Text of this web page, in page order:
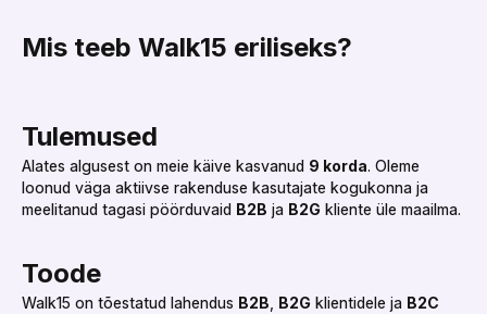
Mis teeb Walk15 eriliseks?‌‍‍‍‍‌‍‍‌‌‌‍‌‌‌‍‌‌‌‍‍‌‍‌‍‍‌‌‌‍‌‌‌‍‌‌‌‌‍‍‍‌‍‌‌‌‌‍‌‌‌‍‌‌‌‍‌‌‍‌‌‍‌‌‍‍‌‍‍‍‌‌‌‍‍‍‌‍‍‌‌‌‍‍‌‌‍‌‍‌‌‍‍‍‌‌‍‍‌‌‍‍‍‌‍‌‌‌‌‍‍‌‍‍‍‍‌‌‍‍‍‌‌‍‌‌‌‍‍‍‌‌‍‍‌‌‍‌‍‌‌‌‌‌‌‍‍‌‌‌‌‍‌‌‍‍‌‌‍‍‍‌‌‍‍‌‌‍‌‍‌‌‌‍‌‍‍‍‌‌‌‍‍‌‌‌‌‍‌‌‍‍‌‌‌‍‌‌‌‍‍‌‍‍‍‍‌‌‍‍‍‌‍‌‍‌‌‍‍‍‌‍‌‌‌‌‍‌‍‌‍‍‍‌‌‍‍‌‌‌‌‍‌‌‍‍‌‍‍‌‌‌‌‍‍‌‍‌‍‍‌‌‌‍‍‌‌‌‍‌‌‌‍‍‌‍‌‍‌‌‌‍‌‍‍‍‌‌‌‍‍‍‌‍‌‌‌‌‍‍‌‍‌‌‍‌‌‍‍‍‌‍‌‌‌‌‍‍‌‍‍‌‌‌‌‍‍‌‌‍‌‍‌‌‌‍‌‌‌‍‌‌‌‍‍‍‍‍‌‍‌‌‌‌‌‍‌‍‌‌
Tulemused‌‍‍‍‍‌‍‍‌‌‌‍‌‌‌‍‌‌‌‍‍‌‍‌‍‍‌‌‌‍‌‌‌‍‌‌‌‌‍‍‍‌‍‌‌‌‌‍‌‌‌‍‌‌‌‍‌‌‍‌‌‍‌‌‍‍‌‍‍‍‌‌‌‍‍‍‌‍‍‌‌‌‍‍‌‌‍‌‍‌‌‍‍‍‌‌‍‍‌‌‍‍‍‌‍‌‌‌‌‍‍‌‍‍‍‍‌‌‍‍‍‌‌‍‌‌‌‍‍‍‌‌‍‍‌‌‍‌‍‌‌‌‌‌‌‍‍‌‌‌‌‍‌‌‍‍‌‌‍‍‍‌‌‍‍‌‌‍‌‍‌‌‌‍‌‍‍‍‌‌‌‍‍‌‌‌‌‍‌‌‍‍‌‌‌‍‌‌‌‍‍‌‍‍‍‍‌‌‍‍‍‌‍‌‍‌‌‍‍‍‌‍‌‌‌‌‍‌‍‌‍‍‍‌‌‍‍‌‌‌‌‍‌‌‍‍‌‍‍‌‌‌‌‍‍‌‍‌‍‍‌‌‌‍‍‌‌‌‍‌‌‌‍‍‌‍‌‍‌‌‌‍‌‍‍‍‌‌‌‍‍‍‌‌‍‌‌‌‍‍‌‌‍‌‍‌‌‍‍‍‌‌‍‍‌‌‍‍‍‌‍‌‍‌‌‍‍‌‍‍‌‌‌‌‍‍‍‌‍‌‌‌‌‍‍‍‌‌‍‍‌‌‌‍‌‍‍‍‌‌‌‍‍‍‌‍‌‌‌‌‍‍‌‍‌‌‍‌‌‍‍‍‌‍‌‌‌‌‍‍‌‍‍‌‌‌‌‍‍‌‌‍‌‍‌‌‌‍‌‌‌‍‌‌‌‍‍‍‍‍‌‍‌‌‌‌‌‍‌‍‌‌
Alates algusest on meie käive kasvanud 9 korda. Oleme
loonud väga aktiivse rakenduse kasutajate kogukonna ja
meelitanud tagasi pöörduvaid B2B ja B2G kliente üle maailma.‌‍‍‍‍‌‍‍‌‌‌‍‌‌‌‍‌‌‌‍‍‌‍‌‍‍‌‌‌‍‌‌‌‍‌‌‌‌‍‍‍‌‍‌‌‌‌‍‌‌‌‍‌‌‌‍‌‌‍‌‌‍‌‌‍‍‌‍‍‍‌‌‌‍‍‍‌‍‍‌‌‌‍‍‌‌‍‌‍‌‌‍‍‍‌‌‍‍‌‌‍‍‍‌‍‌‌‌‌‍‍‌‍‍‍‍‌‌‍‍‍‌‌‍‌‌‌‍‍‍‌‌‍‍‌‌‍‌‍‌‌‌‌‌‌‍‍‌‌‌‌‍‌‌‍‍‌‌‍‍‍‌‌‍‍‌‌‍‌‍‌‌‌‍‌‍‍‍‌‌‌‍‍‌‌‌‌‍‌‌‍‍‌‌‌‍‌‌‌‍‍‌‍‍‍‍‌‌‍‍‍‌‍‌‍‌‌‍‍‍‌‍‌‌‌‌‍‌‍‌‍‍‍‌‌‍‍‌‌‌‌‍‌‌‍‍‌‍‍‌‌‌‌‍‍‌‍‌‍‍‌‌‌‍‍‌‌‌‍‌‌‌‍‍‌‍‌‍‌‌‌‍‌‍‍‍‌‌‌‍‍‍‌‌‍‌‌‌‍‍‌‌‍‌‍‌‌‍‍‍‌‌‍‍‌‌‍‍‍‌‍‌‍‌‌‍‍‌‍‍‌‌‌‌‍‍‍‌‍‌‌‌‌‍‍‍‌‌‍‍‌‌‌‍‌‍‍‍‌‌‌‍‍‌‌‍‌‌‌‌‍‍‌‌‍‌‍‌‌‍‍‍‌‌‍‍‌‌‍‍‌‌‌‍‍‌‌‍‍‍‌‌‍‌‌‌‍‍‌‍‌‌‍‌‌‍‍‍‌‌‌‌‌‌‍‍‍‌‍‌‌‌‌‍‍‌‍‌‌‍‌‌‍‍‌‍‍‍‍‌‌‍‍‌‍‍‍‌‌‌‌‍‌‌‌‍‌‌‌‍‍‍‍‍‌‍‌‌‌‌‌‍‌‍‌‌
Toode‌‍‍‍‍‌‍‍‌‌‌‍‌‌‌‍‌‌‌‍‍‌‍‌‍‍‌‌‌‍‌‌‌‍‌‌‌‌‍‍‍‌‍‌‌‌‌‍‌‌‌‍‌‌‌‍‌‌‍‌‌‍‌‌‍‍‌‍‍‍‌‌‌‍‍‍‌‍‍‌‌‌‍‍‌‌‍‌‍‌‌‍‍‍‌‌‍‍‌‌‍‍‍‌‍‌‌‌‌‍‍‌‍‍‍‍‌‌‍‍‍‌‌‍‌‌‌‍‍‍‌‌‍‍‌‌‍‌‍‌‌‌‌‌‌‍‍‌‌‌‌‍‌‌‍‍‌‌‍‍‍‌‌‍‍‌‌‍‌‍‌‌‌‍‌‍‍‍‌‌‌‍‍‌‌‌‌‍‌‌‍‍‌‌‌‍‌‌‌‍‍‌‍‍‍‍‌‌‍‍‍‌‍‌‍‌‌‍‍‍‌‍‌‌‌‌‍‌‍‌‍‍‍‌‌‍‍‌‌‌‌‍‌‌‍‍‌‍‍‌‌‌‌‍‍‌‍‌‍‍‌‌‌‍‍‌‌‌‍‌‌‌‍‍‌‍‌‍‌‌‌‍‌‍‍‍‌‌‌‍‍‍‌‌‌‌‌‌‍‍‍‌‌‍‌‌‌‍‍‌‍‍‍‍‌‌‍‍‌‌‍‌‌‌‌‍‍‍‌‍‌‍‌‌‍‍‌‌‌‍‍‌‌‍‍‍‌‍‌‌‌‌‌‍‌‍‍‍‌‌‌‍‍‍‌‍‌‌‌‌‍‍‌‍‌‌‍‌‌‍‍‍‌‍‌‌‌‌‍‍‌‍‍‌‌‌‌‍‍‌‌‍‌‍‌‌‌‍‌‌‌‍‌‌‌‍‍‍‍‍‌‍‌‌‌‌‌‍‌‍‌‌
Walk15 on tõestatud lahendus B2B B2G klientidele ja B2C